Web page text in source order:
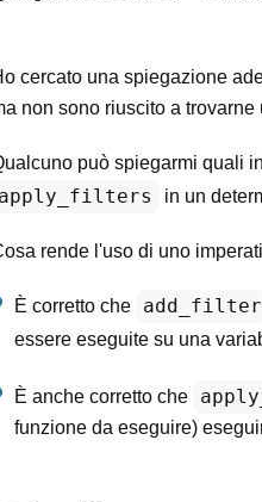
cercato una spiegazione
non sono riuscito a trovarne
può spiegarmi quali
apply_filters in un
rende l'uso di uno
È corretto che add_filter
essere eseguite su una
È anche corretto che
funzione da eseguire)